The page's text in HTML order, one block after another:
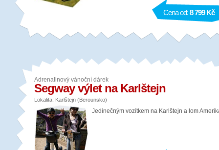
Cena od:8 799 Kč
Adrenalinový vánoční dárek
Segway výlet na Karlštejn
Lokalita: Karlštejn (Berounsko)
Jedinečným vozítkem na Karlštejn a lom